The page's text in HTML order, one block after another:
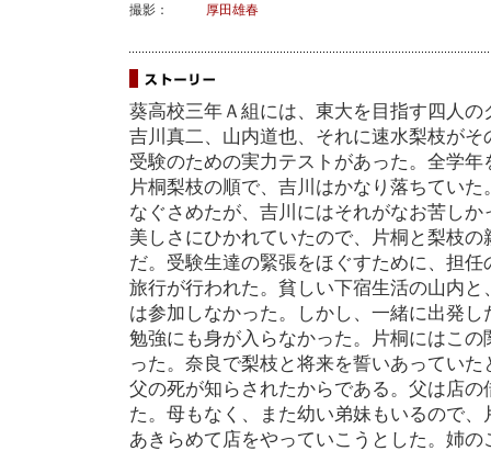
撮影：
厚田雄春
葵高校三年Ａ組には、東大を目指す四人
吉川真二、山内道也、それに速水梨枝が
受験のための実力テストがあった。全学
片桐梨枝の順で、吉川はかなり落ちてい
なぐさめたが、吉川にはそれがなお苦し
美しさにひかれていたので、片桐と梨枝
だ。受験生達の緊張をほぐすために、担
旅行が行われた。貧しい下宿生活の山内
は参加しなかった。しかし、一緒に出発
勉強にも身が入らなかった。片桐にはこ
った。奈良で梨枝と将来を誓いあってい
父の死が知らされたからである。父は店
た。母もなく、また幼い弟妹もいるので
あきらめて店をやっていこうとした。姉